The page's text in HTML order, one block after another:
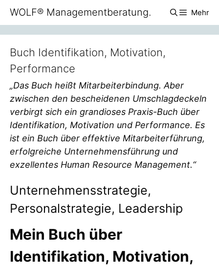
Zum
Inhalt
springen
WOLF® Managementberatung. Mehr
Buch Identifikation, Motivation,
Performance
„Das Buch heißt Mitarbeiterbindung. Aber
zwischen den bescheidenen Umschlagdeckeln
verbirgt sich ein grandioses Praxis-Buch über
Identifikation, Motivation und Performance. Es
ist ein Buch über effektive Mitarbeiterführung,
erfolgreiche Unternehmensführung und
exzellentes Human Resource Management.“
Unternehmensstrategie,
Personalstrategie, Leadership
Mein Buch über
Identifikation, Motivation,